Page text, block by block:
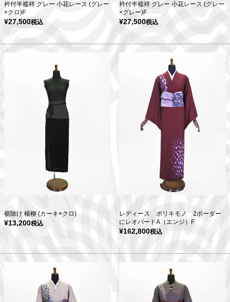
衿付半襦袢 グレー 小花レース (グレー
×クロ)F
¥27,500税込
衿付半襦袢 グレー 小花レース (グレー
×グレー)F
¥27,500税込
裾除け 楊柳 (カーキ×クロ)
¥13,200税込
レディース ポリキモノ 2ボーダー
にレオパードA（エンジ）F
¥162,800税込